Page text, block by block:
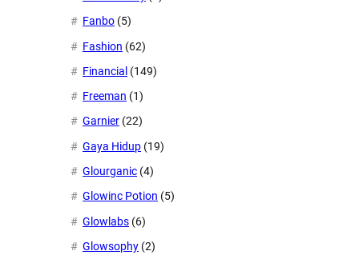
Fanbo (5)
Fashion (62)
Financial (149)
Freeman (1)
Garnier (22)
Gaya Hidup (19)
Glourganic (4)
Glowinc Potion (5)
Glowlabs (6)
Glowsophy (2)